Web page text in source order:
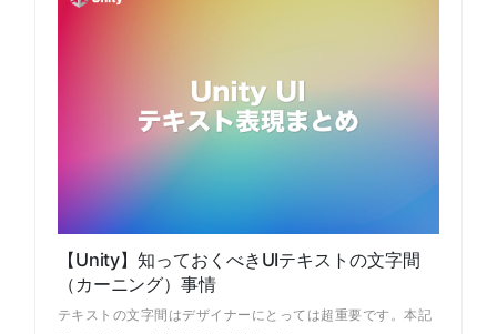
【Unity】知っておくべきUIテキストの文字間
（カーニング）事情
テキストの文字間はデザイナーにとっては超重要です。本記